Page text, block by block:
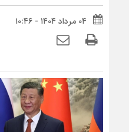
۰۴ مرداد ۱۴۰۴ - ۱۰:۴۶